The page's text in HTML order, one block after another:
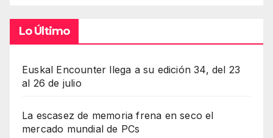
Lo Último
Euskal Encounter llega a su edición 34, del 23
al 26 de julio
La escasez de memoria frena en seco el
mercado mundial de PCs